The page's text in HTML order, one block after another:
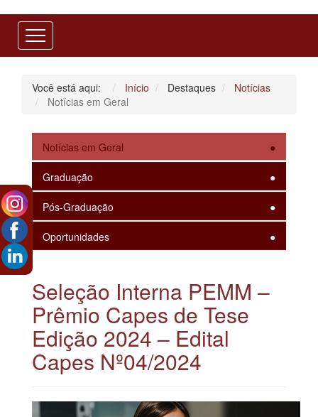
Você está aqui: Início Destaques
Notícias
Notícias em Geral
Notícias em Geral
Graduação
Pós-Graduação
Oportunidades
Seleção Interna PEMM –
Prêmio Capes de Tese
Edição 2024 – Edital
Capes Nº04/2024